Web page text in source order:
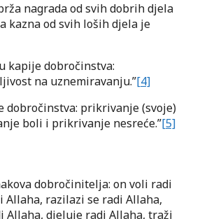
nagrada od svih dobrih djela
kazna od svih loših djela je
kapije dobročinstva:
na uznemiravanju.”[4]
dobročinstva: prikrivanje (svoje)
boli i prikrivanje nesreće.”[5]
dobročinitelja: on voli radi
razilazi se radi Allaha,
Allaha, djeluje radi Allaha, traži